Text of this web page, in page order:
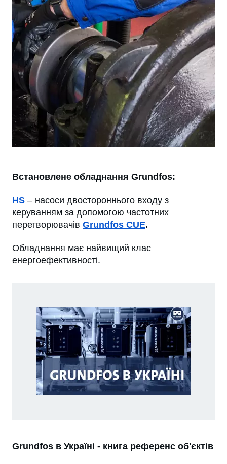
Встановлене обладнання Grundfos:
HS – насоси двостороннього входу з
керуванням за допомогою частотних
перетворювачів Grundfos CUE.
Обладнання має найвищий клас
енергоефективності.
Grundfos в Україні - книга референс об'єктів